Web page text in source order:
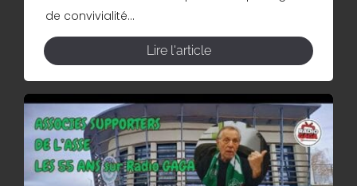
de convivialité...
Lire l'article